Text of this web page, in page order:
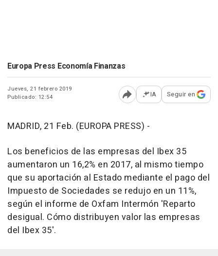
Europa Press Economía Finanzas
Jueves, 21 febrero 2019
Publicado: 12:54
Abrir opciones para
IA Seguir en
MADRID, 21 Feb. (EUROPA PRESS) -
Los beneficios de las empresas del Ibex 35
aumentaron un 16,2% en 2017, al mismo tiempo
que su aportación al Estado mediante el pago del
Impuesto de Sociedades se redujo en un 11%,
según el informe de Oxfam Intermón 'Reparto
desigual. Cómo distribuyen valor las empresas
del Ibex 35'.